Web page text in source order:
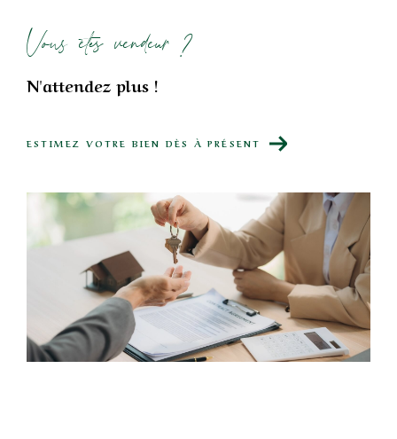
Vous êtes vendeur ?
N'attendez plus !
ESTIMEZ VOTRE BIEN DÈS À PRÉSENT